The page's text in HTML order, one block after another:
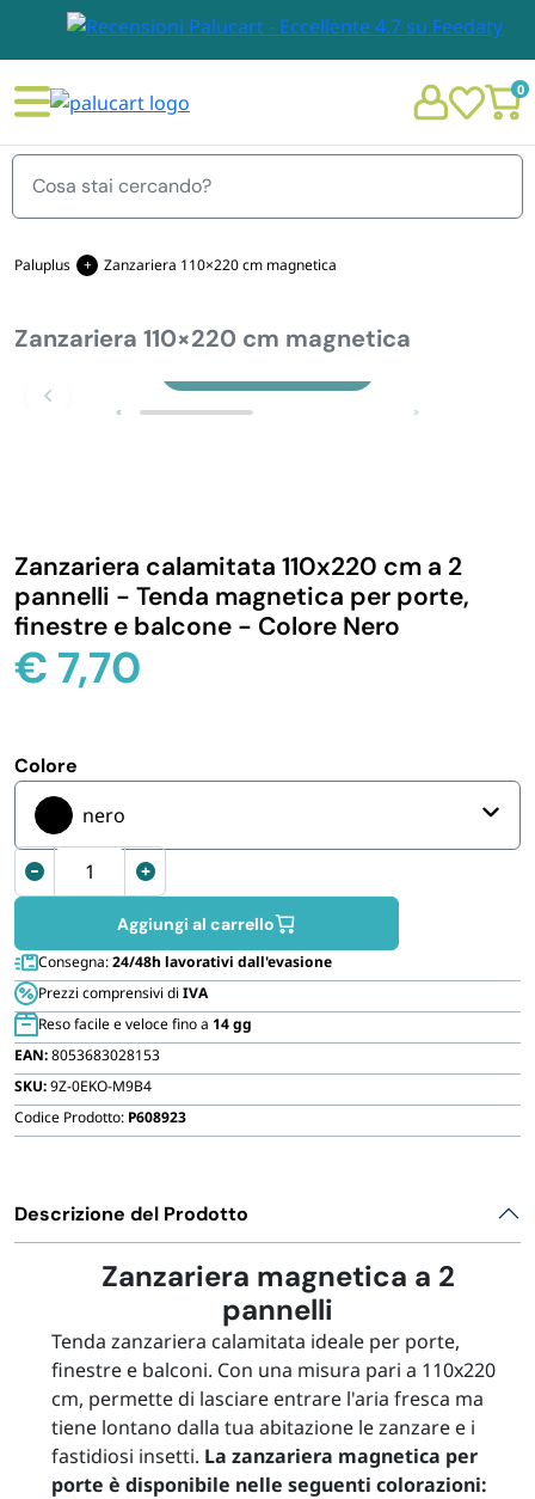
0
Menu
STOVIGLIE E TOVAGLIOLI
IGIENE E PULIZIA
AVVOLGENTI E CONTENITORI ALIMENTARI
PET
PARTY
FORNITURE SETTORE HO.RE.CA
Paluplus Zanzariera 110×220 cm magnetica
Zanzariera 110×220 cm magnetica
Zoom
Zanzariera calamitata 110x220 cm a 2
pannelli - Tenda magnetica per porte,
finestre e balcone - Colore Nero
€ 7,70
Colore
nero
Zanzariera
110x220
magnetica
quantità
Aggiungi al carrello
Consegna:24/48h lavorativi dall'evasione
Prezzi comprensivi di IVA
Reso facile e veloce fino a 14 gg
EAN:8053683028153
SKU:9Z-0EKO-M9B4
Codice Prodotto: P608923
Descrizione del Prodotto
Zanzariera magnetica a 2
pannelli
Tenda zanzariera calamitata ideale per porte,
finestre e balconi. Con una misura pari a 110x220
cm, permette di lasciare entrare l'aria fresca ma
tiene lontano dalla tua abitazione le zanzare e i
fastidiosi insetti. La zanzariera magnetica per
porte è disponibile nelle seguenti colorazioni: